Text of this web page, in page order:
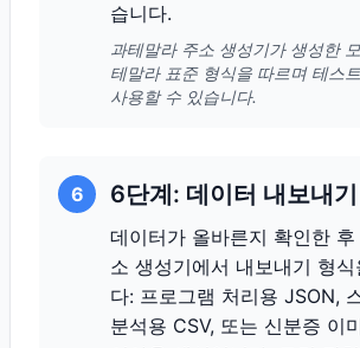
습니다.
과테말라 주소 생성기가 생성한
테말라 표준 형식을 따르며 테스
사용할 수 있습니다.
6 6단계: 데이터 내보내기
데이터가 올바른지 확인한
소 생성기에서 내보내기 형식
다: 프로그램 처리용 JSON,
분석용 CSV, 또는 신분증 이